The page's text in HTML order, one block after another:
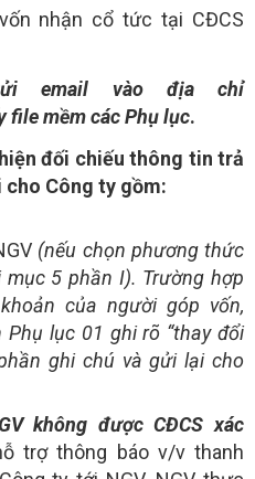
nhận cổ tức tại CĐCS
email vào địa chỉ
file mềm các Phụ lục.
đối chiếu thông tin trả
Công ty gồm:
(nếu chọn phương thức
mục 5 phần I). Trường hợp
của người góp vốn,
lục 01 ghi rõ “thay đổi
ghi chú và gửi lại cho
không được CĐCS xác
trợ thông báo v/v thanh